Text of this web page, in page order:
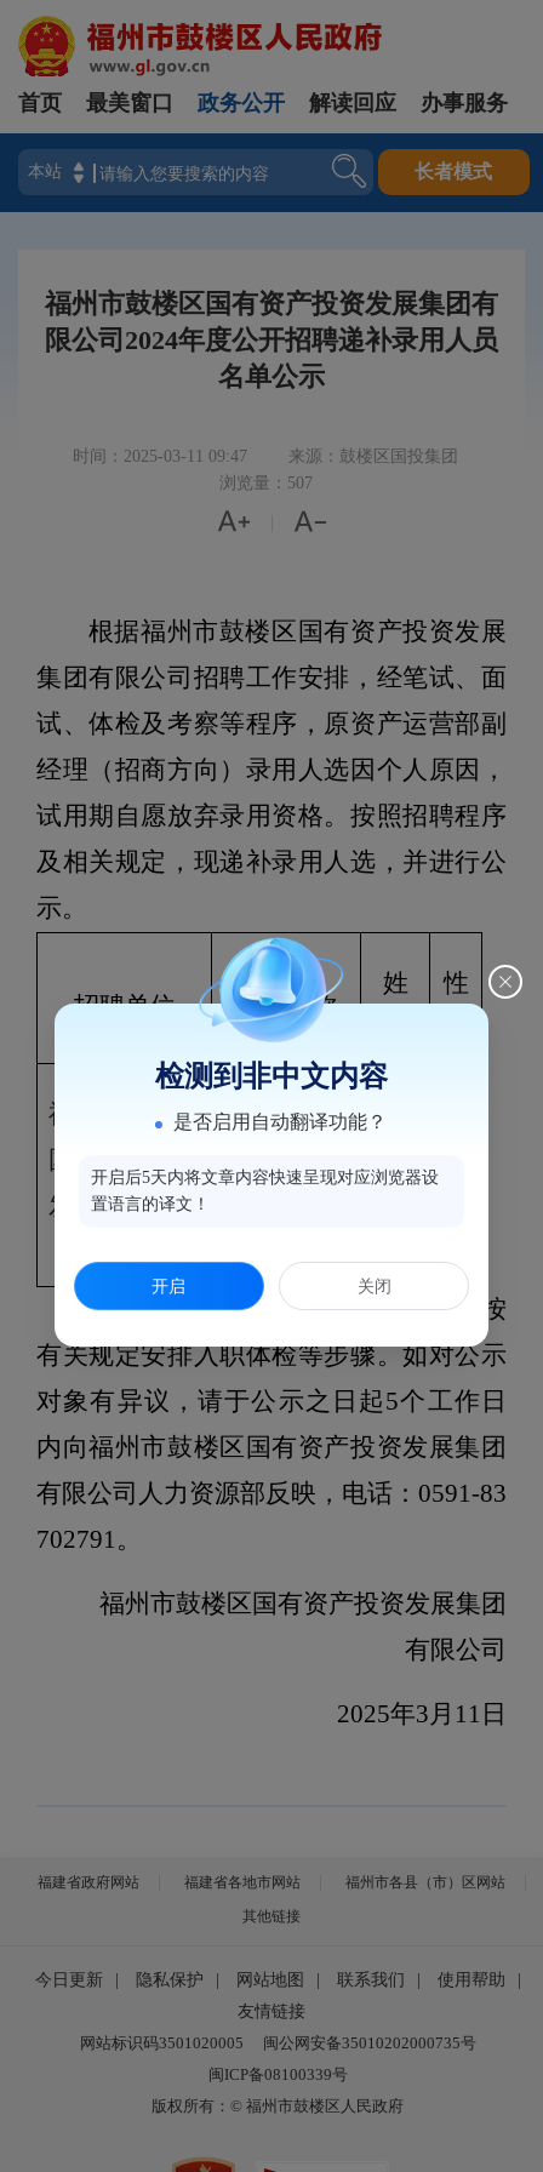
登录
首页 最美窗口 政务公开 解读回应 办事服务
长者模式
福州市鼓楼区国有资产投资发展集团有
限公司2024年度公开招聘递补录用人员
名单公示
时间：2025-03-11 09:47
来源：鼓楼区国投集团
浏览量：507
 
根据福州市鼓楼区国有资产投资发展
集团有限公司招聘工作安排，经笔试、面
试、体检及考察等程序，原资产运营部副
经理（招商方向）录用人选因个人原因，
试用期自愿放弃录用资格。按照招聘程序
及相关规定，现递补录用人选，并进行公
示。
招聘单位 岗位名称
姓
性
福州市鼓楼区
国有资产投资
发展集团有限
资产运营部
副经理（招
拟录用人员经公示不影响录用的，按
有关规定安排入职体检等步骤。如对公示
对象有异议，请于公示之日起5个工作日
内向福州市鼓楼区国有资产投资发展集团
有限公司人力资源部反映，电话： 0591-83
702791 。
福州市鼓楼区国有资产投资发展集团
有限公司
2025年3 月 11 日
福建省政府网站 福建省各地市网站
福州市各县（市）区网站
其他链接
今日更新 隐私保护 网站地图 联系我们 使用帮助
友情链接
网站标识码3501020005
闽公网安备35010202000735号
闽ICP备08100339号
版权所有：© 福州市鼓楼区人民政府
检测到非中文内容
是否启用自动翻译功能？
开启后5天内将文章内容快速呈现对应浏览器设
置语言的译文！
开启 关闭